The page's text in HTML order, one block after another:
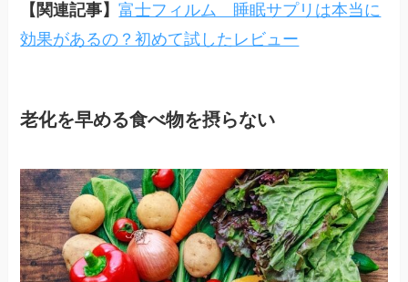
【関連記事】富士フィルム 睡眠サプリは本当に
効果があるの？初めて試したレビュー
老化を早める食べ物を摂らない